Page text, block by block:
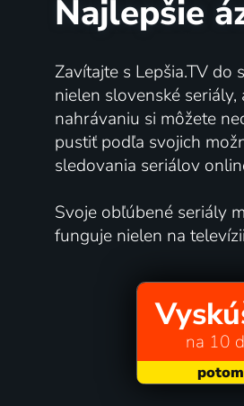
Najlepšie
Zavítajte s Lepšia.TV do
nielen slovenské
nahrávaniu si môžete
pustiť podľa svojich
sledovania seriálov
Svoje obľúbené seriály
funguje nielen na
na 10